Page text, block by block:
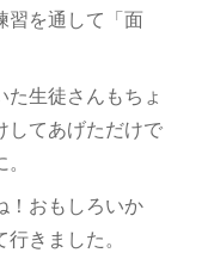
習を通して「面
た生徒さんもちょ
してあげただけで
！おもしろいか
きました。